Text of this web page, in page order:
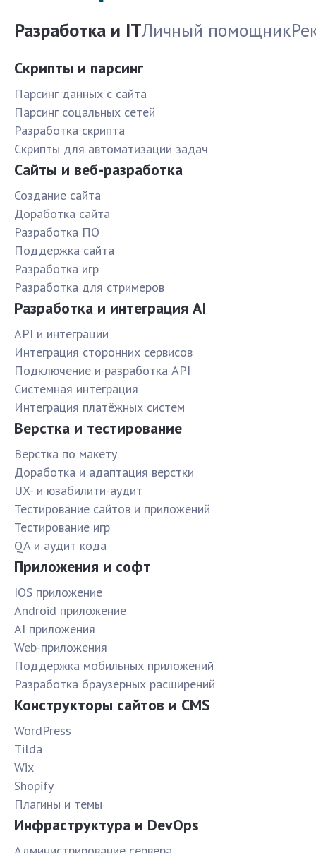
Разработка и ITЛичный помощник
Скрипты и парсинг
Парсинг данных с сайта
Парсинг соцальных сетей
Разработка скрипта
Скрипты для автоматизации задач
Сайты и веб-разработка
Создание сайта
Доработка сайта
Разработка ПО
Поддержка сайта
Разработка игр
Разработка для стримеров
Разработка и интеграция AI
API и интеграции
Интеграция сторонних сервисов
Подключение и разработка API
Системная интеграция
Интеграция платёжных систем
Верстка и тестирование
Верстка по макету
Доработка и адаптация верстки
UX- и юзабилити-аудит
Тестирование сайтов и приложений
Тестирование игр
QA и аудит кода
Приложения и софт
IOS приложение
Android приложение
AI приложения
Web-приложения
Поддержка мобильных приложений
Разработка браузерных расширений
Конструкторы сайтов и CMS
WordPress
Tilda
Wix
Shopify
Плагины и темы
Инфраструктура и DevOps